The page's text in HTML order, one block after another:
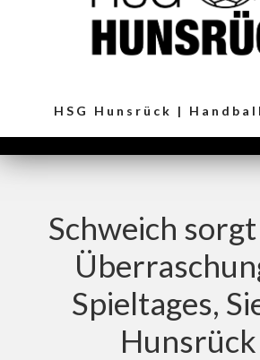
HSG Hunsrück |
Schweich
Spieltages,